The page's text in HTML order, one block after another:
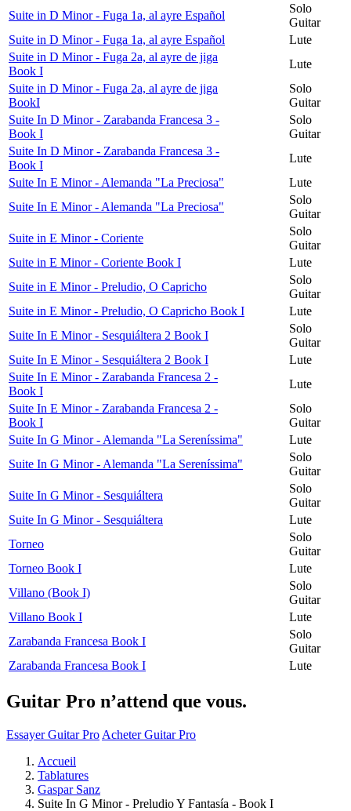
Suite in D Minor - Fuga 1a, al ayre Español
Solo
Guitar
Suite in D Minor - Fuga 1a, al ayre Español
Lute
Suite in D Minor - Fuga 2a, al ayre de jiga
Book I
Lute
Suite in D Minor - Fuga 2a, al ayre de jiga
BookI
Solo
Guitar
Suite In D Minor - Zarabanda Francesa 3 -
Book I
Solo
Guitar
Suite In D Minor - Zarabanda Francesa 3 -
Book I
Lute
Suite In E Minor - Alemanda "La Preciosa"
Lute
Suite In E Minor - Alemanda "La Preciosa"
Solo
Guitar
Suite in E Minor - Coriente
Solo
Guitar
Suite in E Minor - Coriente Book I
Lute
Suite in E Minor - Preludio, O Capricho
Solo
Guitar
Suite in E Minor - Preludio, O Capricho Book I
Lute
Suite In E Minor - Sesquiáltera 2 Book I
Solo
Guitar
Suite In E Minor - Sesquiáltera 2 Book I
Lute
Suite In E Minor - Zarabanda Francesa 2 -
Book I
Lute
Suite In E Minor - Zarabanda Francesa 2 -
Book I
Solo
Guitar
Suite In G Minor - Alemanda "La Sereníssima"
Lute
Suite In G Minor - Alemanda "La Sereníssima"
Solo
Guitar
Suite In G Minor - Sesquiáltera
Solo
Guitar
Suite In G Minor - Sesquiáltera
Lute
Torneo
Solo
Guitar
Torneo Book I
Lute
Villano (Book I)
Solo
Guitar
Villano Book I
Lute
Zarabanda Francesa Book I
Solo
Guitar
Zarabanda Francesa Book I
Lute
Guitar Pro n’attend que vous.
Essayer Guitar Pro Acheter Guitar Pro
Accueil
Tablatures
Gaspar Sanz
Suite In G Minor - Preludio Y Fantasía - Book I